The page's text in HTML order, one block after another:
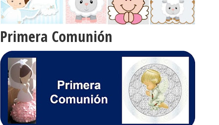
Primera Comunión